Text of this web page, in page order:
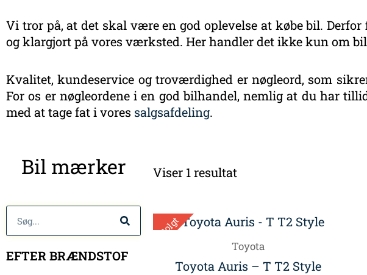
Vi tror på, at det skal være en god oplevelse at købe bil.
og klargjort på vores værksted. Her handler det ikke kun om
Kvalitet, kundeservice og troværdighed er nøgleord, som
For os er nøgleordene i en god bilhandel, nemlig at du har
med at tage fat i vores salgsafdeling.
Bil mærker
Søg
EFTER BRÆNDSTOF
Viser 1 resultat
Solgt
Toyota
Toyota Auris – T T2 Style